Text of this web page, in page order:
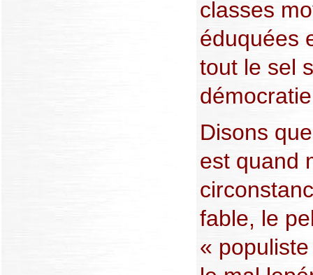
classes
éduquées
tout le sel
Disons
est quand
fable, le
«